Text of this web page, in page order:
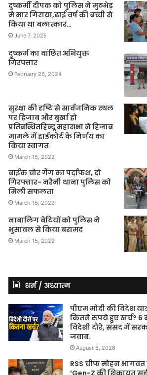
दुष्कर्मी दीपक को पुलिस ने मुठभेड़
मे मार गिराया,ढाई वर्ष की बच्ची से
किया था बलात्कार…
June 7, 2025
दुष्कर्म का वांछित अभियुक्त
गिरफ्तार
February 26, 2024
सुरक्षा की दृष्टि से सार्वजनिक स्थल
पर हिजाब और बुर्खा हो
प्रतिबन्धितहिन्दू महासभा ने हिजाब
मामले में हाईकोर्ट के निर्णय का
किया स्वागत
March 15, 2022
बाईक चोर गैंग का पर्दाफश, दो
गिरफ्तार- नरैनी थाना पुलिस को
मिली सफलता
March 15, 2022
नाबालिग बेटियों को पुलिस ने
भुसावल से किया बरामद
March 15, 2022
धर्म / अध्यात्म
पीएम मोदी की विदेश
कितने रुपये हुए खर्च? 6
विदेशी दौरे, संसद में
जवाब.
August 6, 2026
RSS चीफ मोहन भागवत
‘Gen-Z की शिकायत